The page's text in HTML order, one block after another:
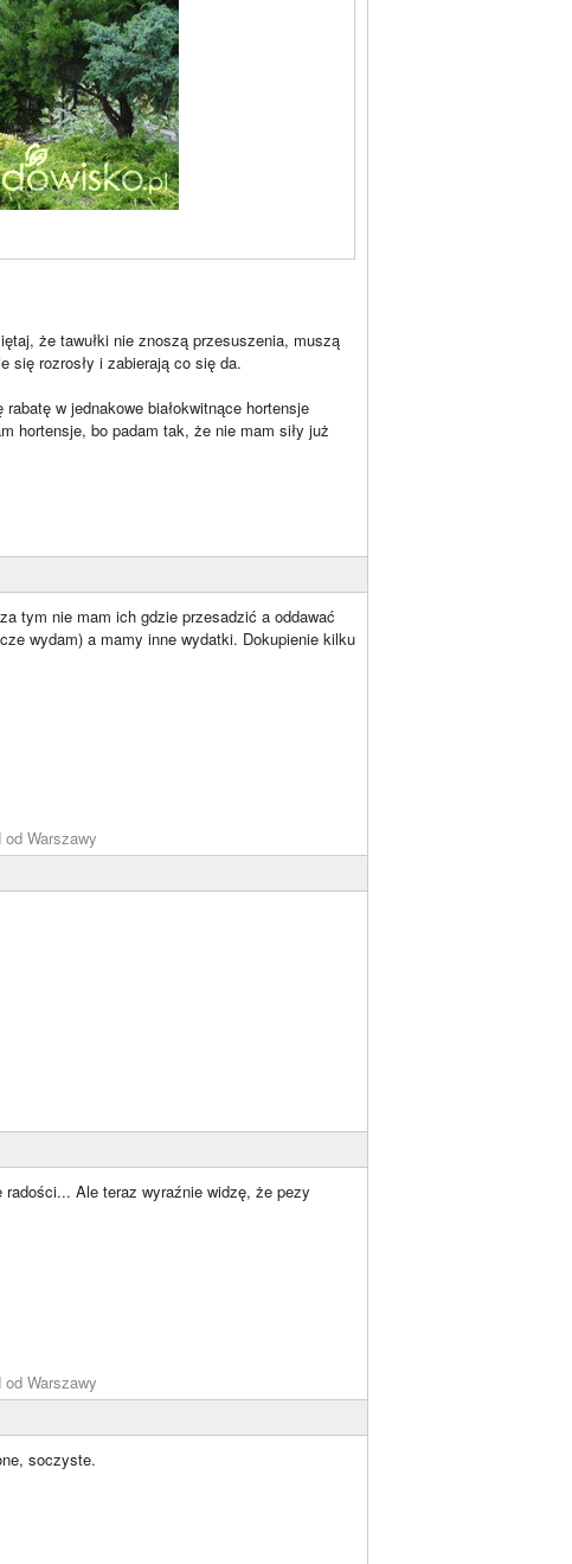
że tawułki nie znoszą przesuszenia, muszą
się rozrosły i zabierają co się da.
w jednakowe białokwitnące hortensje
hortensje, bo padam tak, że nie mam siły już
tym nie mam ich gdzie przesadzić a oddawać
wydam) a mamy inne wydatki. Dokupienie kilku
od Warszawy
Ale teraz wyraźnie widzę, że pezy
od Warszawy
soczyste.